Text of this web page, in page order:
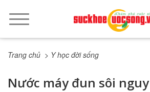
Trang chủ > Y học đời sống
Nước máy đun sôi